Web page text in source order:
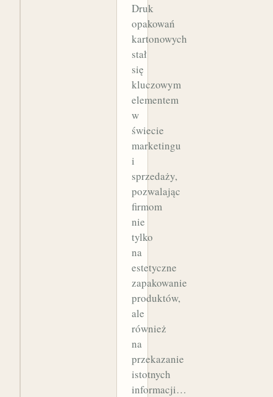
Druk
opakowań
kartonowych
stał
się
kluczowym
elementem
w
świecie
marketingu
i
sprzedaży,
pozwalając
firmom
nie
tylko
na
estetyczne
zapakowanie
produktów,
ale
również
na
przekazanie
istotnych
informacji…